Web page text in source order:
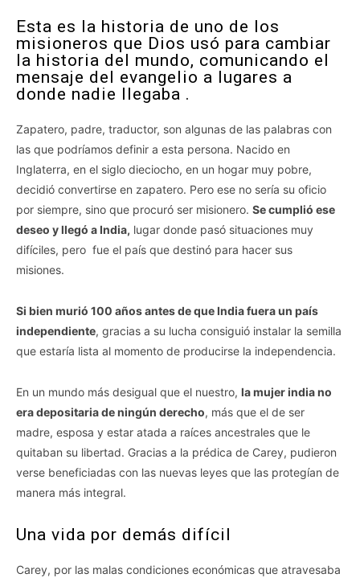
Esta es la historia de uno de los
misioneros que Dios usó para cambiar
la historia del mundo, comunicando el
mensaje del evangelio a lugares a
donde nadie llegaba .
Zapatero, padre, traductor, son algunas de las palabras con
las que podríamos definir a esta persona. Nacido en
Inglaterra, en el siglo dieciocho, en un hogar muy pobre,
decidió convertirse en zapatero. Pero ese no sería su oficio
por siempre, sino que procuró ser misionero. Se cumplió ese
deseo y llegó a India, lugar donde pasó situaciones muy
difíciles, pero fue el país que destinó para hacer sus
misiones.
Si bien murió 100 años antes de que India fuera un país
independiente, gracias a su lucha consiguió instalar la semilla
que estaría lista al momento de producirse la independencia.
En un mundo más desigual que el nuestro, la mujer india no
era depositaria de ningún derecho, más que el de ser
madre, esposa y estar atada a raíces ancestrales que le
quitaban su libertad. Gracias a la prédica de Carey, pudieron
verse beneficiadas con las nuevas leyes que las protegían de
manera más integral.
Una vida por demás difícil
Carey, por las malas condiciones económicas que atravesaba